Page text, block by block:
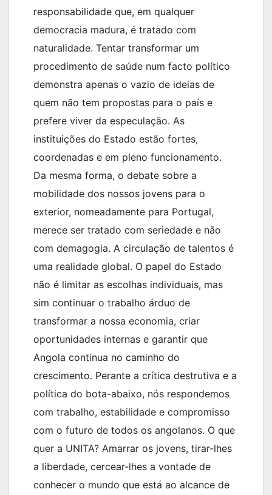
responsabilidade que, em qualquer
democracia madura, é tratado com
naturalidade. Tentar transformar um
procedimento de saúde num facto político
demonstra apenas o vazio de ideias de
quem não tem propostas para o país e
prefere viver da especulação. As
instituições do Estado estão fortes,
coordenadas e em pleno funcionamento.
Da mesma forma, o debate sobre a
mobilidade dos nossos jovens para o
exterior, nomeadamente para Portugal,
merece ser tratado com seriedade e não
com demagogia. A circulação de talentos é
uma realidade global. O papel do Estado
não é limitar as escolhas individuais, mas
sim continuar o trabalho árduo de
transformar a nossa economia, criar
oportunidades internas e garantir que
Angola continua no caminho do
crescimento. Perante a crítica destrutiva e a
política do bota-abaixo, nós respondemos
com trabalho, estabilidade e compromisso
com o futuro de todos os angolanos. O que
quer a UNITA? Amarrar os jovens, tirar-lhes
a liberdade, cercear-lhes a vontade de
conhecer o mundo que está ao alcance de